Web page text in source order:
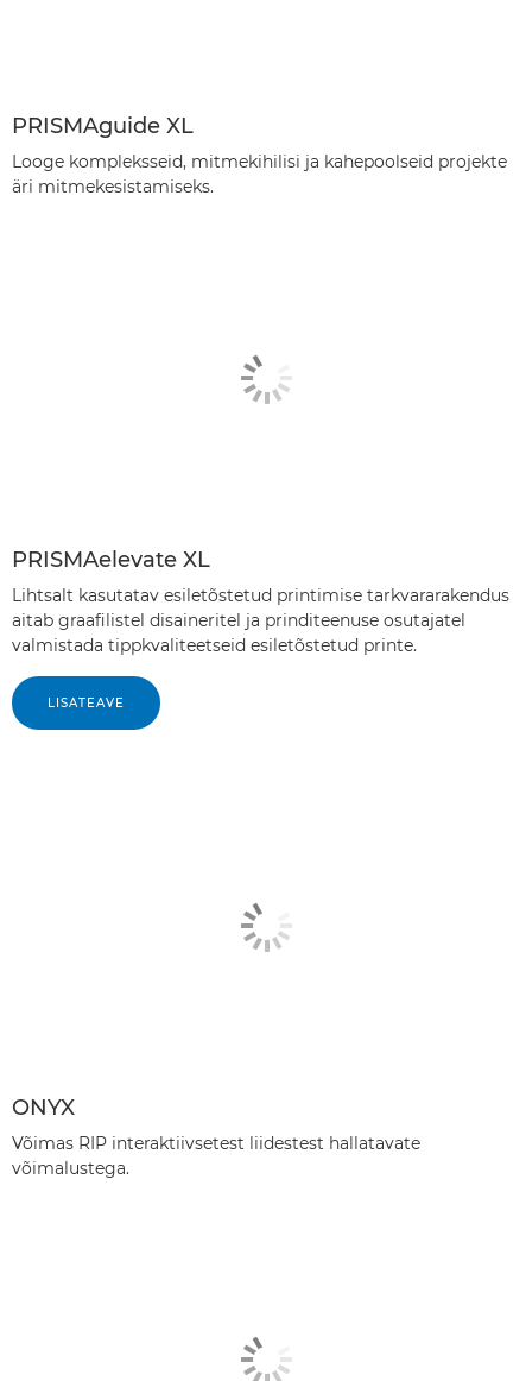
PRISMAguide XL
Looge kompleksseid, mitmekihilisi ja kahepoolseid projekte
äri mitmekesistamiseks.
PRISMAelevate XL
Lihtsalt kasutatav esiletõstetud printimise tarkvararakendus
aitab graafilistel disaineritel ja prinditeenuse osutajatel
valmistada tippkvaliteetseid esiletõstetud printe.
LISATEAVE
ONYX
Võimas RIP interaktiivsetest liidestest hallatavate
võimalustega.